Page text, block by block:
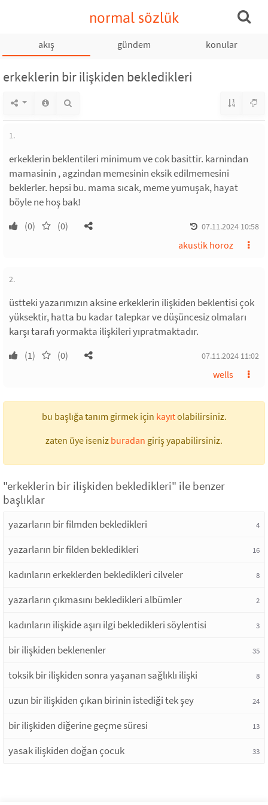
normal sözlük
akış gündem konular
erkeklerin bir ilişkiden bekledikleri
1.
erkeklerin beklentileri minimum ve cok basittir. karnindan
mamasinin , agzindan memesinin eksik edilmemesini
beklerler. hepsi bu. mama sıcak, meme yumuşak, hayat
böyle ne hoş bak!
(0) (0) 07.11.2024 10:58
akustik horoz
2.
üstteki yazarımızın aksine erkeklerin ilişkiden beklentisi çok
yüksektir, hatta bu kadar talepkar ve düşüncesiz olmaları
karşı tarafı yormakta ilişkileri yıpratmaktadır.
(1) (0) 07.11.2024 11:02
wells
bu başlığa tanım girmek için kayıtolabilirsiniz.
zaten üye iseniz buradan giriş yapabilirsiniz.
"erkeklerin bir ilişkiden bekledikleri" ile benzer
başlıklar
yazarların bir filmden bekledikleri 4
yazarların bir filden bekledikleri 16
kadınların erkeklerden bekledikleri cilveler 8
yazarların çıkmasını bekledikleri albümler 2
kadınların ilişkide aşırı ilgi bekledikleri söylentisi 3
bir ilişkiden beklenenler 35
toksik bir ilişkiden sonra yaşanan sağlıklı ilişki 8
uzun bir ilişkiden çıkan birinin istediği tek şey 24
bir ilişkiden diğerine geçme süresi 13
yasak ilişkiden doğan çocuk 33